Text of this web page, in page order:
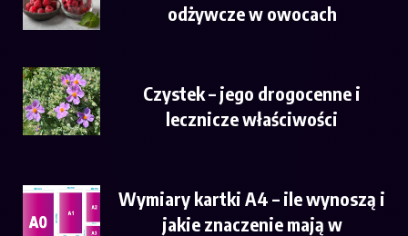
odżywcze w owocach
Czystek – jego drogocenne i
lecznicze właściwości
Wymiary kartki A4 – ile wynoszą i
jakie znaczenie mają w